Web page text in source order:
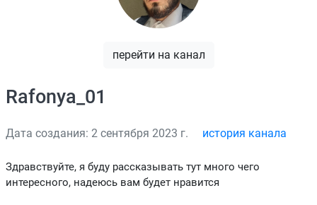
перейти на канал
Rafonya_01
Дата создания: 2 сентября 2023 г. история канала
Здравствуйте, я буду рассказывать тут много чего
интересного, надеюсь вам будет нравится